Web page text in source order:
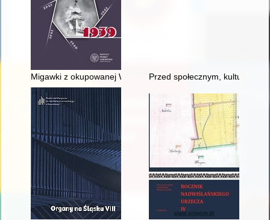
Migawki z okupowanej Warszawy : 1939Przed społecznym,